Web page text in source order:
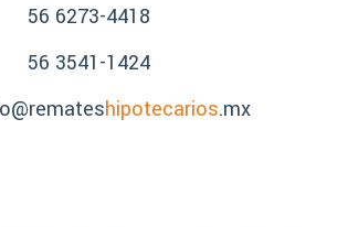
56 6273-4418
56 3541-1424
hipotecarios.mx